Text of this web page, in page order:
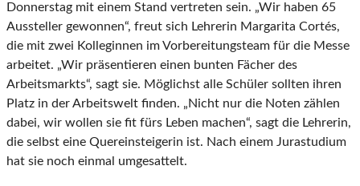
Donnerstag mit einem Stand vertreten sein. „Wir haben 65
Aussteller gewonnen“, freut sich Lehrerin Margarita Cortés,
die mit zwei Kolleginnen im Vorbereitungsteam für die Messe
arbeitet. „Wir präsentieren einen bunten Fächer des
Arbeitsmarkts“, sagt sie. Möglichst alle Schüler sollten ihren
Platz in der Arbeitswelt finden. „Nicht nur die Noten zählen
dabei, wir wollen sie fit fürs Leben machen“, sagt die Lehrerin,
die selbst eine Quereinsteigerin ist. Nach einem Jurastudium
hat sie noch einmal umgesattelt.